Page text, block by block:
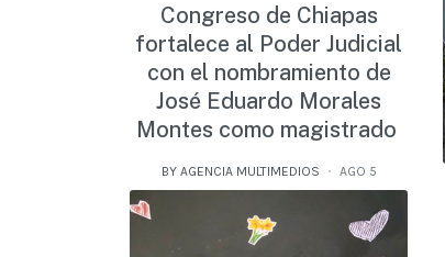
Congreso de Chiapas
fortalece al Poder Judicial
con el nombramiento de
José Eduardo Morales
Montes como magistrado
BY AGENCIA MULTIMEDIOS AGO 5